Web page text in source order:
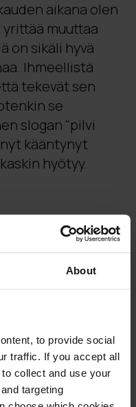
About
to provide social
traffic. If you accept all
collect and use your
targeting
aikana olen
muuttaa
on sikäli hyvä
Ihmeellistä
tekevät sen
se
slogan "pilvi
kääntynyt
hyötyy.
muuttaa
kun asiakas on
yhteen
koskaan ollut ihan
kuvittelisi. Nyt
on vahva